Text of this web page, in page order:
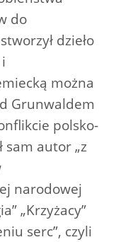
do
dzieło
można
Grunwaldem
polsko-
sam autor „z
narodowej
„Krzyżacy”
serc”, czyli